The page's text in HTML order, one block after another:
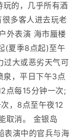
的，几乎所有酒
多客人进去玩老
外表演 海市蜃楼
(夏季8点起)至午
过大或恶劣天气可
泉，平日下午3点
点每15分钟一次;
，8点至午夜12
取消。 金银岛
表演中的官兵与海